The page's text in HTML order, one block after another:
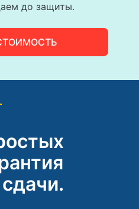
до защиты.